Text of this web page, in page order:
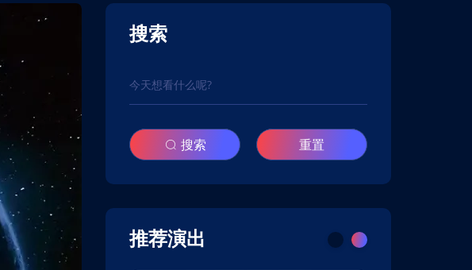
搜索
搜索 重置
推荐演出